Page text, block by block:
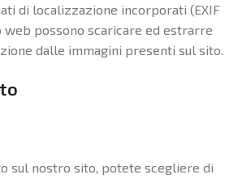
di localizzazione incorporati (EXIF
web possono scaricare ed estrarre
dalle immagini presenti sul sito.
sul nostro sito, potete scegliere di